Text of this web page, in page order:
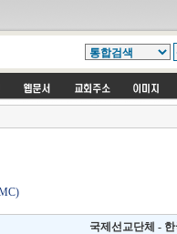
국제선교단체 -